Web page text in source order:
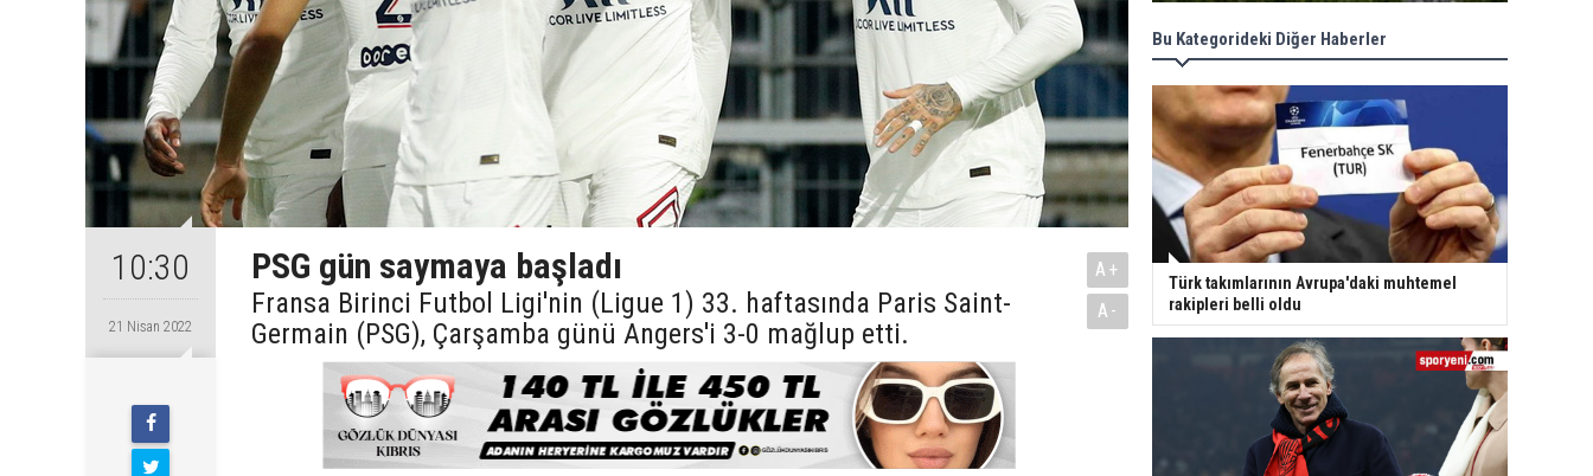
10:30
21 Nisan 2022
PSG gün saymaya başladı
Fransa Birinci Futbol Ligi'nin (Ligue 1) 33. haftasında Paris Saint-
Germain (PSG), Çarşamba günü Angers'i 3-0 mağlup etti.
A+
A-
Bu Kategorideki Diğer Haberler
Türk takımlarının Avrupa'daki muhtemel
rakipleri belli oldu